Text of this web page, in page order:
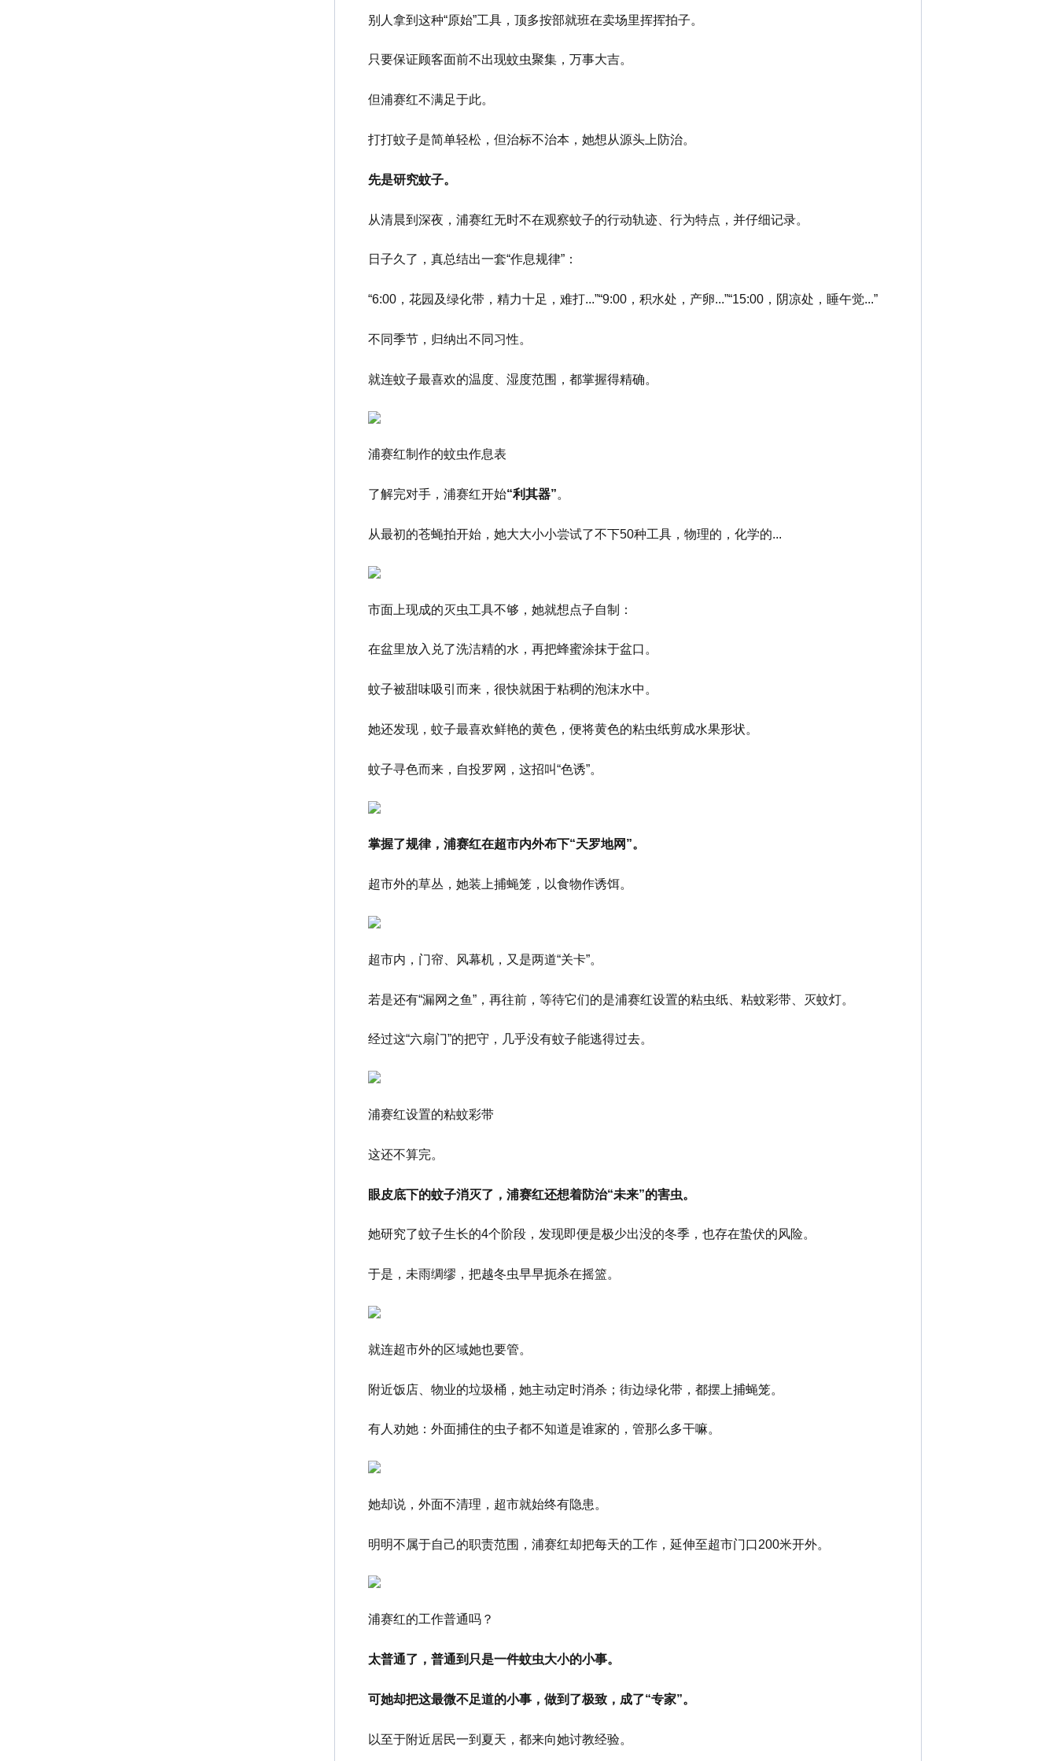
别人拿到这种“原始”工具，顶多按部就班在卖场里挥挥拍子。
只要保证顾客面前不出现蚊虫聚集，万事大吉。
但浦赛红不满足于此。
打打蚊子是简单轻松，但治标不治本，她想从源头上防治。
先是研究蚊子。
从清晨到深夜，浦赛红无时不在观察蚊子的行动轨迹、行为特点，并仔细记录。
日子久了，真总结出一套“作息规律”：
“6:00，花园及绿化带，精力十足，难打...”“9:00，积水处，产卵...”“15:00，阴凉处，睡午觉...”
不同季节，归纳出不同习性。
就连蚊子最喜欢的温度、湿度范围，都掌握得精确。
浦赛红制作的蚊虫作息表
了解完对手，浦赛红开始“利其器”。
从最初的苍蝇拍开始，她大大小小尝试了不下50种工具，物理的，化学的...
市面上现成的灭虫工具不够，她就想点子自制：
在盆里放入兑了洗洁精的水，再把蜂蜜涂抹于盆口。
蚊子被甜味吸引而来，很快就困于粘稠的泡沫水中。
她还发现，蚊子最喜欢鲜艳的黄色，便将黄色的粘虫纸剪成水果形状。
蚊子寻色而来，自投罗网，这招叫“色诱”。
掌握了规律，浦赛红在超市内外布下“天罗地网”。
超市外的草丛，她装上捕蝇笼，以食物作诱饵。
超市内，门帘、风幕机，又是两道“关卡”。
若是还有“漏网之鱼”，再往前，等待它们的是浦赛红设置的粘虫纸、粘蚊彩带、灭蚊灯。
经过这“六扇门”的把守，几乎没有蚊子能逃得过去。
浦赛红设置的粘蚊彩带
这还不算完。
眼皮底下的蚊子消灭了，浦赛红还想着防治“未来”的害虫。
她研究了蚊子生长的4个阶段，发现即便是极少出没的冬季，也存在蛰伏的风险。
于是，未雨绸缪，把越冬虫早早扼杀在摇篮。
就连超市外的区域她也要管。
附近饭店、物业的垃圾桶，她主动定时消杀；街边绿化带，都摆上捕蝇笼。
有人劝她：外面捕住的虫子都不知道是谁家的，管那么多干嘛。
她却说，外面不清理，超市就始终有隐患。
明明不属于自己的职责范围，浦赛红却把每天的工作，延伸至超市门口200米开外。
浦赛红的工作普通吗？
太普通了，普通到只是一件蚊虫大小的小事。
可她却把这最微不足道的小事，做到了极致，成了“专家”。
以至于附近居民一到夏天，都来向她讨教经验。